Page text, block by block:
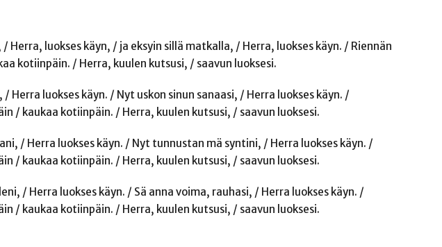
/ Herra, luokses käyn, / ja eksyin sillä matkalla, / Herra, luokses käyn. / Riennän
kotiinpäin. / Herra, kuulen kutsusi, / saavun luoksesi.
Herra luokses käyn. / Nyt uskon sinun sanaasi, / Herra luokses käyn. /
/ kaukaa kotiinpäin. / Herra, kuulen kutsusi, / saavun luoksesi.
/ Herra luokses käyn. / Nyt tunnustan mä syntini, / Herra luokses käyn. /
/ kaukaa kotiinpäin. / Herra, kuulen kutsusi, / saavun luoksesi.
/ Herra luokses käyn. / Sä anna voima, rauhasi, / Herra luokses käyn. /
/ kaukaa kotiinpäin. / Herra, kuulen kutsusi, / saavun luoksesi.